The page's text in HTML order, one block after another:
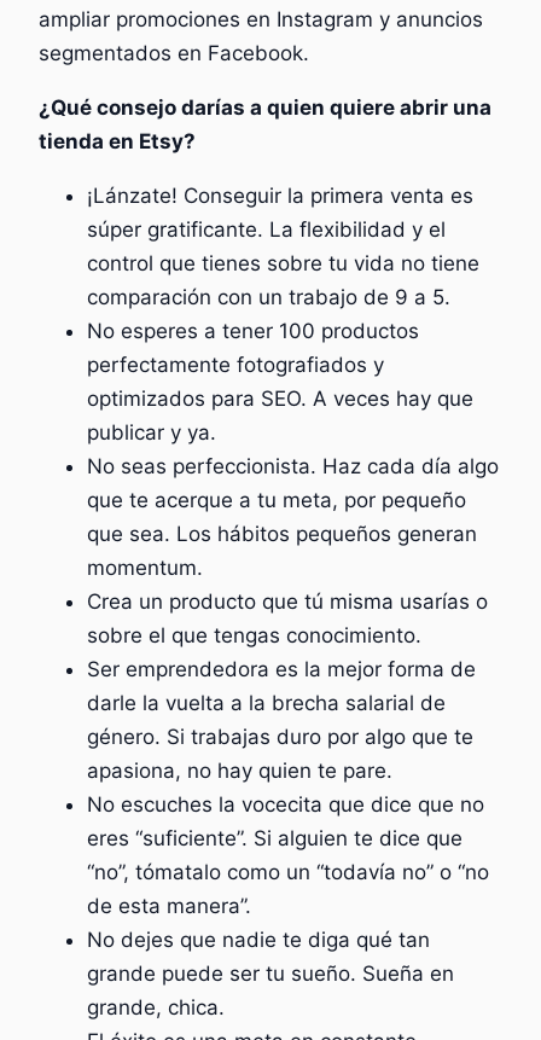
ampliar promociones en Instagram y anuncios
segmentados en Facebook.
¿Qué consejo darías a quien quiere abrir una
tienda en Etsy?
¡Lánzate! Conseguir la primera venta es
súper gratificante. La flexibilidad y el
control que tienes sobre tu vida no tiene
comparación con un trabajo de 9 a 5.
No esperes a tener 100 productos
perfectamente fotografiados y
optimizados para SEO. A veces hay que
publicar y ya.
No seas perfeccionista. Haz cada día algo
que te acerque a tu meta, por pequeño
que sea. Los hábitos pequeños generan
momentum.
Crea un producto que tú misma usarías o
sobre el que tengas conocimiento.
Ser emprendedora es la mejor forma de
darle la vuelta a la brecha salarial de
género. Si trabajas duro por algo que te
apasiona, no hay quien te pare.
No escuches la vocecita que dice que no
eres “suficiente”. Si alguien te dice que
“no”, tómatalo como un “todavía no” o “no
de esta manera”.
No dejes que nadie te diga qué tan
grande puede ser tu sueño. Sueña en
grande, chica.